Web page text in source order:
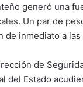
generó una
Un par de
de inmediato a
de
del Estado